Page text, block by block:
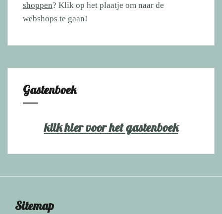
shoppen? Klik op het plaatje om naar de
webshops te gaan!
Gastenboek
klik hier voor het gastenboek
Sitemap